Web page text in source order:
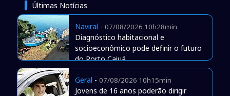
Últimas Notícias
Naviraí- 07/08/2026 10h28min
Diagnóstico habitacional e
socioeconômico pode definir o futuro
do Porto Caiuá
Geral - 07/08/2026 10h15min
Jovens de 16 anos poderão dirigir